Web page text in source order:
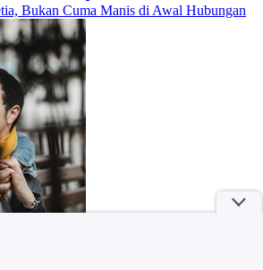
Bukan Cuma Manis di Awal Hubungan